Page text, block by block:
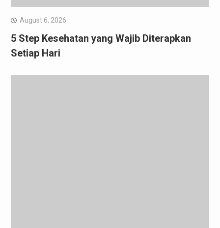
August 6, 2026
5 Step Kesehatan yang Wajib Diterapkan
Setiap Hari